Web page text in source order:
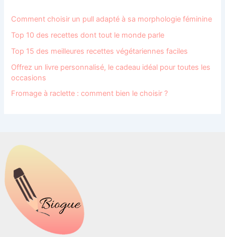
Comment choisir un pull adapté à sa morphologie féminine
Top 10 des recettes dont tout le monde parle
Top 15 des meilleures recettes végétariennes faciles
Offrez un livre personnalisé, le cadeau idéal pour toutes les
occasions
Fromage à raclette : comment bien le choisir ?